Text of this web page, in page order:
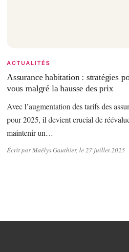
ACTUALITÉS
Assurance habitation : stratégies
vous malgré la hausse des prix
Avec l’augmentation des tarifs des
pour 2025, il devient crucial de
maintenir un…
Écrit par Maëlys Gauthier, le 27 juillet 2025